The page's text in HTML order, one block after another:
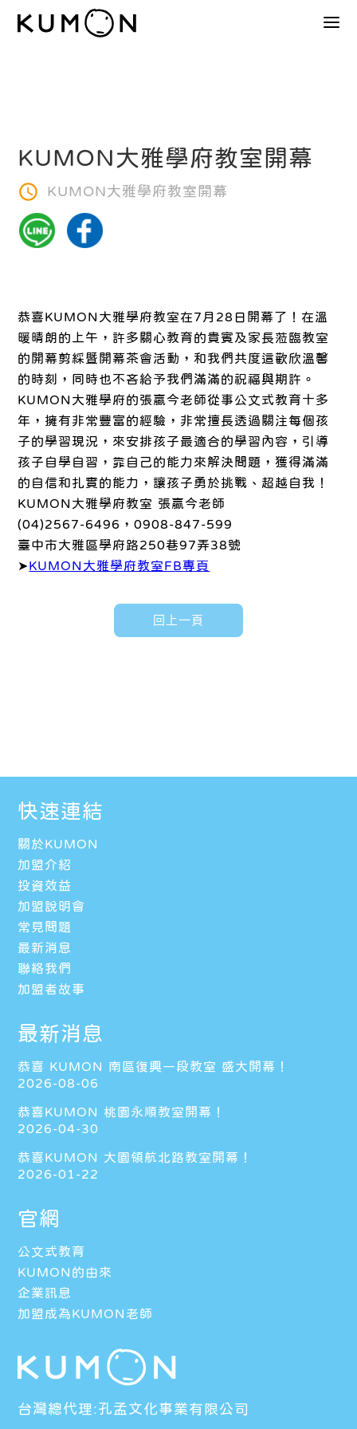
KUMON大雅學府教室開幕
KUMON大雅學府教室開幕
恭喜KUMON大雅學府教室在7月28日開幕了！在溫
暖晴朗的上午，許多關心教育的貴賓及家長蒞臨教室
的開幕剪綵暨開幕茶會活動，和我們共度這歡欣溫馨
的時刻，同時也不吝給予我們滿滿的祝福與期許。
KUMON大雅學府的張贏今老師從事公文式教育十多
年，擁有非常豐富的經驗，非常擅長透過關注每個孩
子的學習現況，來安排孩子最適合的學習內容，引導
孩子自學自習，靠自己的能力來解決問題，獲得滿滿
的自信和扎實的能力，讓孩子勇於挑戰、超越自我！
KUMON大雅學府教室 張贏今老師
(04)2567-6496，0908-847-599
臺中市大雅區學府路250巷97弄38號
➤KUMON大雅學府教室FB專頁
台灣總代理:孔孟文化事業有限公司
快速連結
關於KUMON
加盟介紹
投資效益
加盟說明會
常見問題
最新消息
聯絡我們
加盟者故事
最新消息
恭喜 KUMON 南區復興一段教室 盛大開幕！
2026-08-06
恭喜KUMON 桃園永順教室開幕！
2026-04-30
恭喜KUMON 大園領航北路教室開幕！
2026-01-22
官網
公文式教育
KUMON的由來
企業訊息
加盟成為KUMON老師